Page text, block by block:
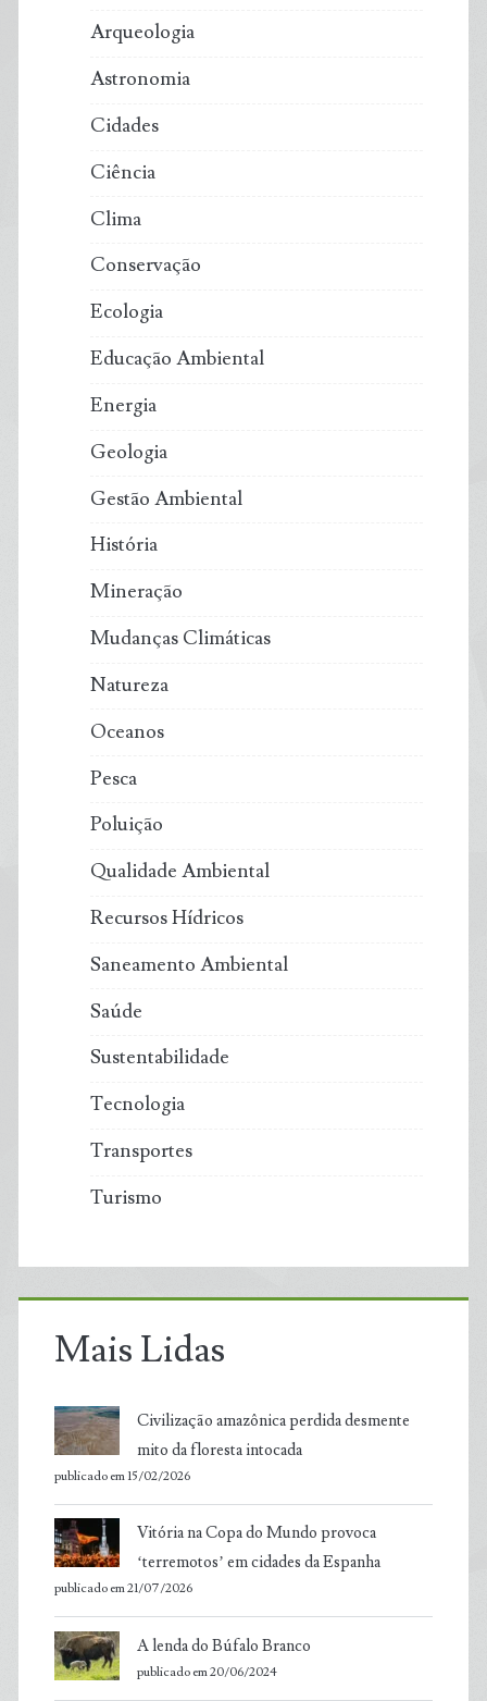
Arqueologia
Astronomia
Cidades
Ciência
Clima
Conservação
Ecologia
Educação Ambiental
Energia
Geologia
Gestão Ambiental
História
Mineração
Mudanças Climáticas
Natureza
Oceanos
Pesca
Poluição
Qualidade Ambiental
Recursos Hídricos
Saneamento Ambiental
Saúde
Sustentabilidade
Tecnologia
Transportes
Turismo
Mais Lidas
Civilização amazônica perdida desmente
mito da floresta intocada
publicado em 15/02/2026
Vitória na Copa do Mundo provoca
‘terremotos’ em cidades da Espanha
publicado em 21/07/2026
A lenda do Búfalo Branco
publicado em 20/06/2024